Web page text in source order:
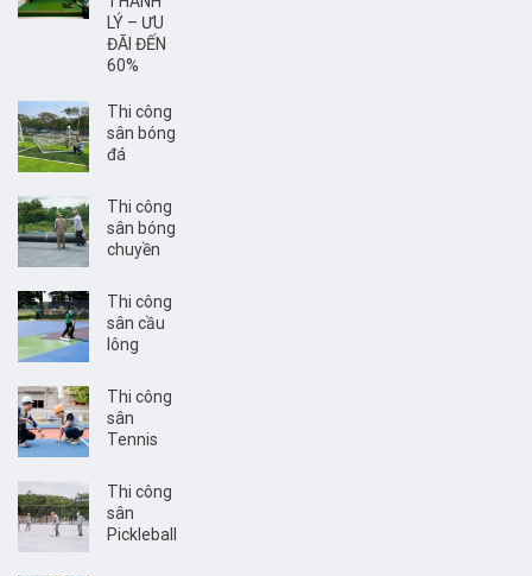
LÝ – ƯU
ĐÃI ĐẾN
60%
Thi công
sân bóng
đá
Thi công
sân bóng
chuyền
Thi công
sân cầu
lông
Thi công
sân
Tennis
Thi công
sân
Pickleball